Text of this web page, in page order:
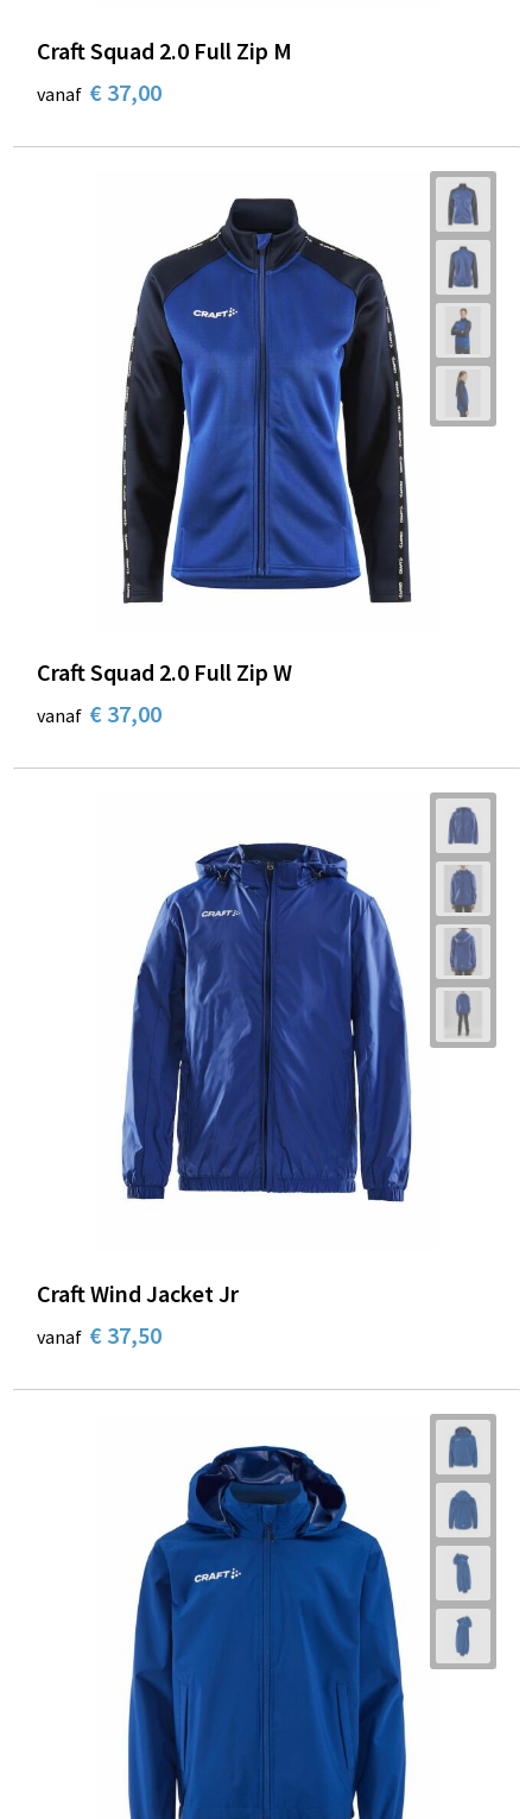
Craft Squad 2.0 Full Zip M
vanaf € 37,00
Craft Squad 2.0 Full Zip W
vanaf € 37,00
Craft Wind Jacket Jr
vanaf € 37,50